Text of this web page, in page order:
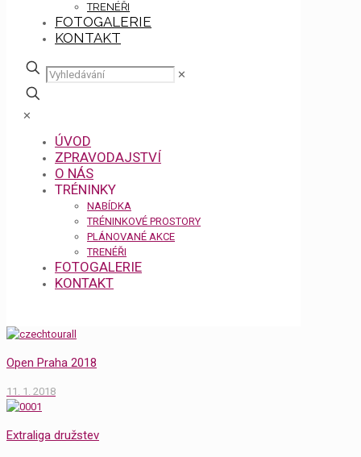
TRENÉŘI
FOTOGALERIE
KONTAKT
✕
✕
ÚVOD
ZPRAVODAJSTVÍ
O NÁS
TRÉNINKY
NABÍDKA
TRÉNINKOVÉ PROSTORY
PLÁNOVANÉ AKCE
TRENÉŘI
FOTOGALERIE
KONTAKT
Open Praha 2018
11. 1. 2018
Extraliga družstev